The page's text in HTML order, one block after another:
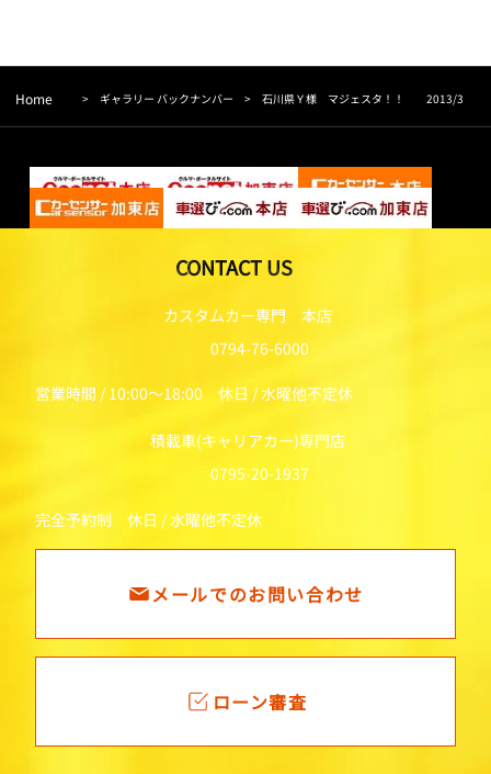
Home > ギャラリー バックナンバー >石川県Ｙ様 マジェスタ！！ 2013/3
ローン審査
メールでのお問い合わせ
積載車(キャリアカー)専門店
0795-20-1937
完全予約制 休日 / 水曜他不定休
カスタムカー専門 本店
0794-76-6000
営業時間 / 10:00～18:00 休日 / 水曜他不定休
CONTACT US